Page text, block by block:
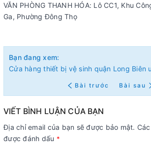
VĂN PHÒNG THANH HÓA: Lô CC1, Khu
Ga, Phường Đông Thọ
Bạn đang xem:
Cửa hàng thiết bị vệ sinh quận Long Biên
Bài trước Bài sau
VIẾT BÌNH LUẬN CỦA BẠN
Địa chỉ email của bạn sẽ được bảo mật.
được đánh dấu *